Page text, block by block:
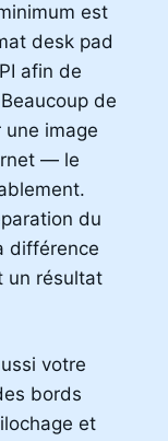
est
desk pad
afin de
de
une image
— le
du
différence
un résultat
votre
bords
et